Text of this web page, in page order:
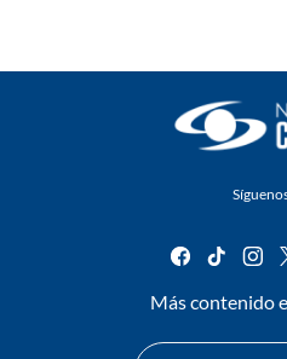
facebook
tiktok
Más contenido